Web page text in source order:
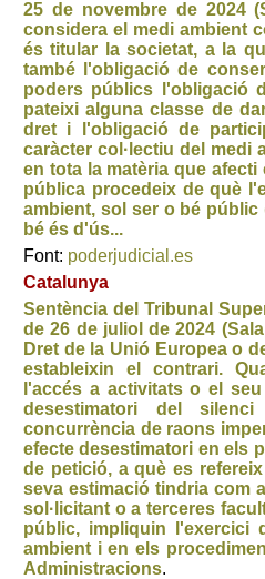
25 de novembre de 2024
considera el medi ambient
és titular la societat, a la
també l'obligació de
poders públics l'obligació
pateixi alguna classe de
dret i l'obligació de
caràcter col·lectiu del medi
en tota la matèria que
pública procedeix de què
ambient, sol ser o bé
bé és d'ús...
Font: poderjudicial.es
Catalunya
Sentència del Tribunal
de 26 de juliol de 2024
Dret de la Unió Europea o
estableixin el contrari.
l'accés a activitats o el
desestimatori del
concurrència de raons
efecte desestimatori en els
de petició, a què es
seva estimació tindria com
sol·licitant o a terceres
públic, impliquin l'exercici
ambient i en els
Administracions.